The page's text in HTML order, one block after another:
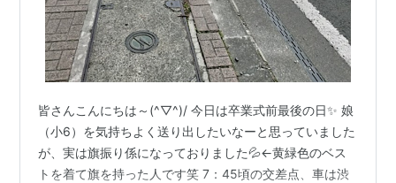
皆さんこんにちは～(^▽^)/ 今日は卒業式前最後の日✨ 娘
（小6）を気持ちよく送り出したいなーと思っていました
が、実は旗振り係になっておりました💦←黄緑色のベス
トを着て旗を持った人です笑 7：45頃の交差点、車は渋